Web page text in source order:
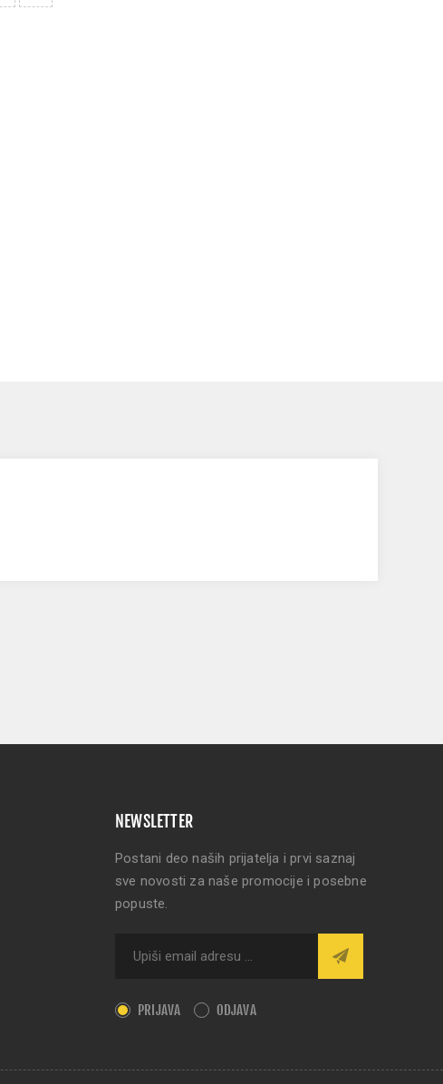
NEWSLETTER
Postani deo naših prijatelja i prvi saznaj
sve novosti za naše promocije i posebne
popuste.
PRIJAVA ODJAVA